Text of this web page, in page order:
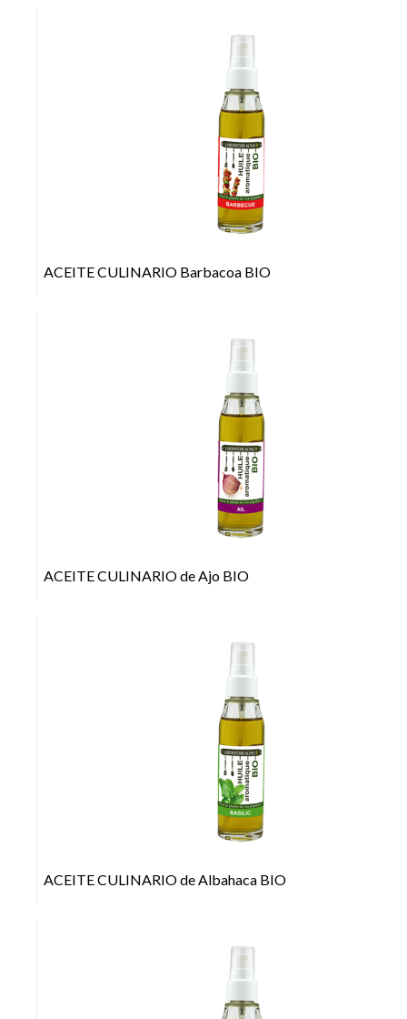
ACEITE CULINARIO Barbacoa BIO
+
ACEITE CULINARIO de Ajo BIO
+
ACEITE CULINARIO de Albahaca BIO
+